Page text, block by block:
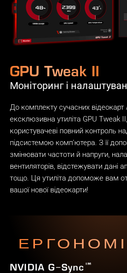
GPU Tweak II
Моніторинг і
До комплекту сучасних відеокарт
ексклюзивна утиліта GPU Tweak
користувачеві повний контроль
підсистемою комп'ютера. З її
змінювати частоти й напруги,
вентиляторів, відстежувати дані
тощо. Ця утиліта допоможе вам
вашої нової відеокарти!
NVIDIA G−Sync ™